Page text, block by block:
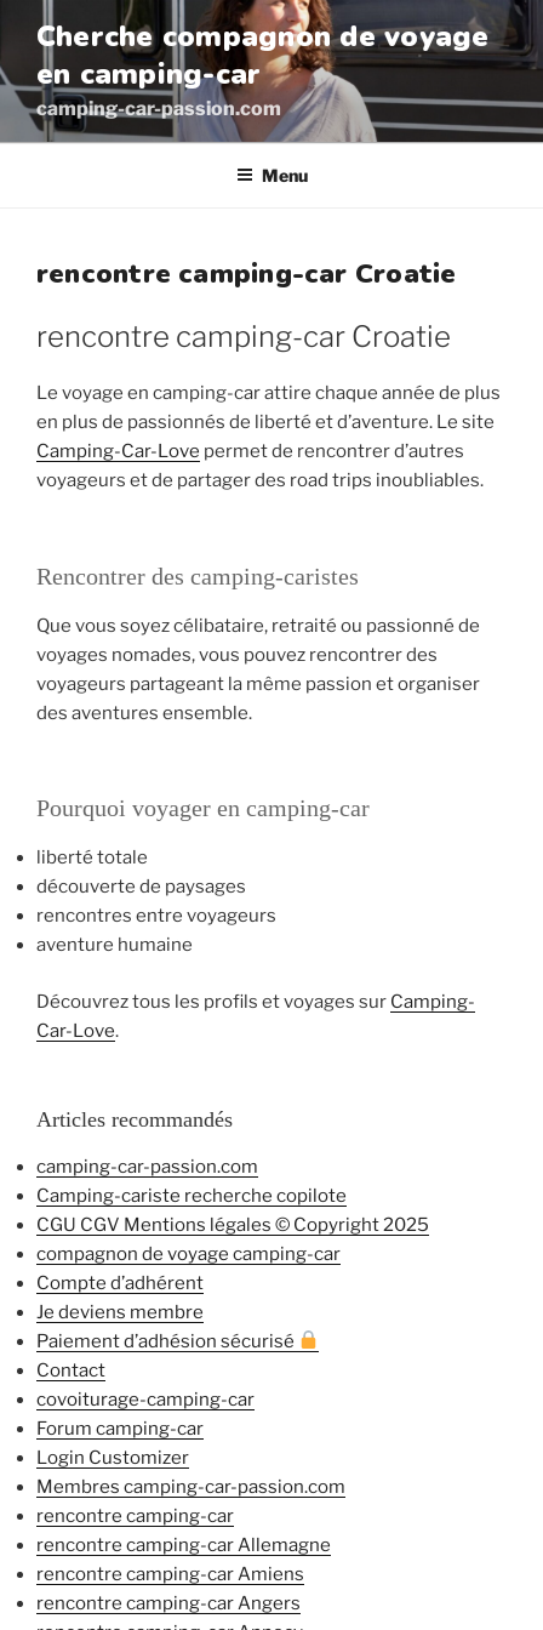
contenu
principal
Cherche compagnon de voyage
en camping-car
camping-car-passion.com
Menu
rencontre camping-car Croatie
rencontre camping-car Croatie
Le voyage en camping-car attire chaque année de plus
en plus de passionnés de liberté et d’aventure. Le site
Camping-Car-Love permet de rencontrer d’autres
voyageurs et de partager des road trips inoubliables.
Rencontrer des camping-caristes
Que vous soyez célibataire, retraité ou passionné de
voyages nomades, vous pouvez rencontrer des
voyageurs partageant la même passion et organiser
des aventures ensemble.
Pourquoi voyager en camping-car
liberté totale
découverte de paysages
rencontres entre voyageurs
aventure humaine
Découvrez tous les profils et voyages sur Camping-
Car-Love.
Articles recommandés
camping-car-passion.com
Camping-cariste recherche copilote
CGU CGV Mentions légales © Copyright 2025
compagnon de voyage camping-car
Compte d’adhérent
Je deviens membre
Paiement d’adhésion sécurisé
Contact
covoiturage-camping-car
Forum camping-car
Login Customizer
Membres camping-car-passion.com
rencontre camping-car
rencontre camping-car Allemagne
rencontre camping-car Amiens
rencontre camping-car Angers